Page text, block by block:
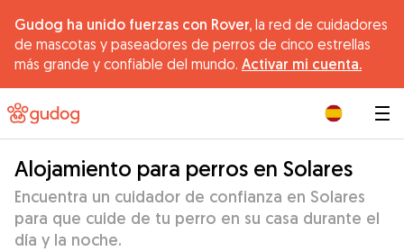
Gudog ha unido fuerzas con Rover, la red de cuidadores
de mascotas y paseadores de perros de cinco estrellas
más grande y confiable del mundo. Activar mi cuenta.
Alojamiento para perros en Solares
Encuentra un cuidador de confianza en Solares
para que cuide de tu perro en su casa durante el
día y la noche.